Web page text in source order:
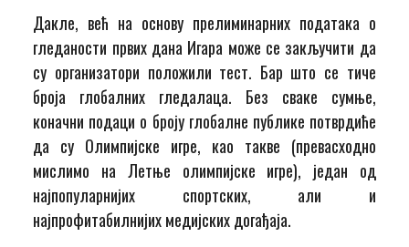
Дакле, већ на основу прелиминарних података о
гледаности првих дана Игара може се закључити да
су организатори положили тест. Бар што се тиче
броја глобалних гледалаца. Без сваке сумње,
коначни подаци о броју глобалне публике потврдиће
да су Олимпијске игре, као такве (превасходно
мислимо на Летње олимпијске игре), један од
најпопуларнијих спортских, али и
најпрофитабилнијих медијских догађаја.